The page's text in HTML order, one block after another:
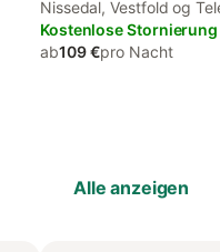
Nissedal, Vestfold og
Kostenlose Stornierung
ab109 €pro Nacht
Alle anzeigen